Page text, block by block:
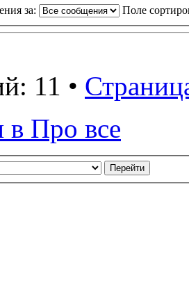
за: Поле
11 •
в Про все